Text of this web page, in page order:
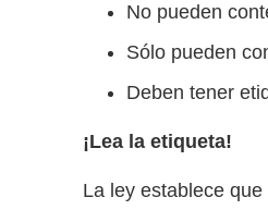
No pueden
Sólo pueden
Deben tener
¡Lea la etiqueta!
La ley establece